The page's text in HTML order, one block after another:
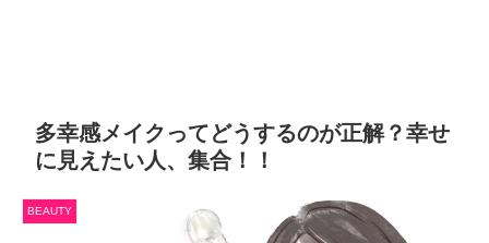
多幸感メイクってどうするのが正解？幸せ
に見えたい人、集合！！
BEAUTY